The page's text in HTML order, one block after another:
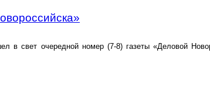
в свет очередной номер (7-8) газеты «Деловой